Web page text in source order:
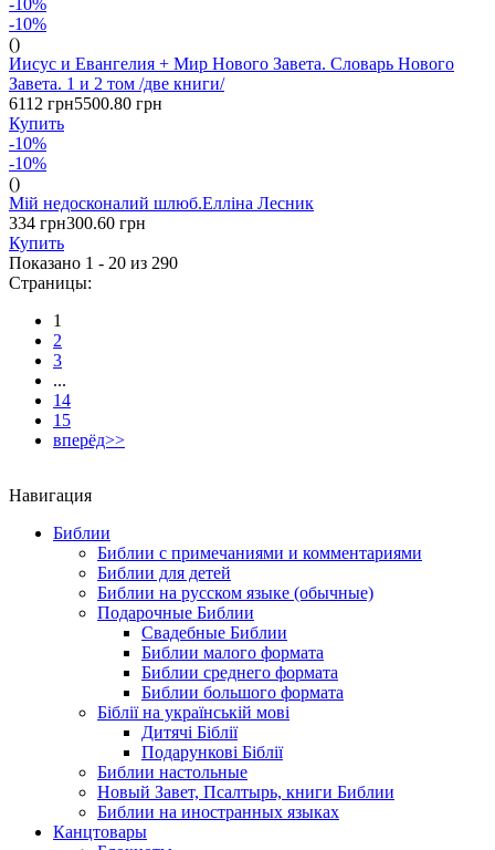
-10%
-10%
()
Иисус и Евангелия + Мир Нового Завета. Словарь Нового
Завета. 1 и 2 том /две книги/
6112 грн5500.80 грн
Купить
-10%
-10%
()
Мій недосконалий шлюб.Елліна Лесник
334 грн300.60 грн
Купить
Показано 1 - 20 из 290
Страницы:
1
2
3
...
14
15
вперёд>>
Навигация
Библии
Библии с примечаниями и комментариями
Библии для детей
Библии на русском языке (обычные)
Подарочные Библии
Свадебные Библии
Библии малого формата
Библии среднего формата
Библии большого формата
Біблії на українській мові
Дитячі Біблії
Подарункові Біблії
Библии настольные
Новый Завет, Псалтырь, книги Библии
Библии на иностранных языках
Канцтовары